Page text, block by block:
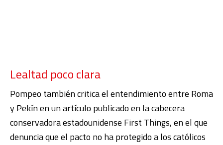
Lealtad poco clara
Pompeo también critica el entendimiento entre Roma
y Pekín en un artículo publicado en la cabecera
conservadora estadounidense First Things, en el que
denuncia que el pacto no ha protegido a los católicos